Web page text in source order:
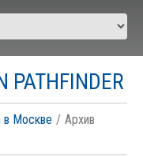
PATHFINDER
в Москве
Архив